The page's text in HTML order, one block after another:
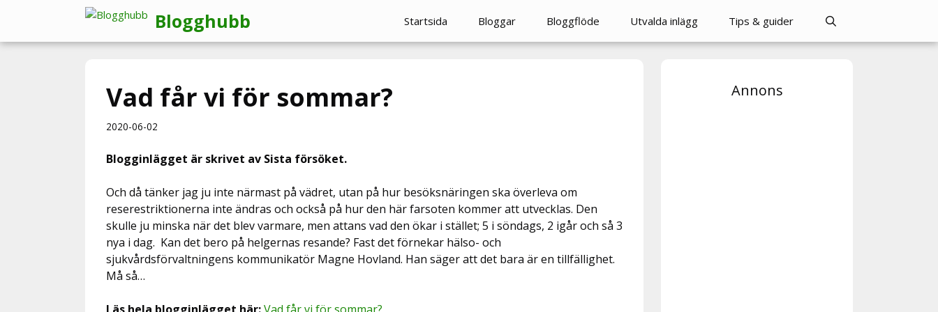
innehåll
Blogghubb Startsida Bloggar Bloggflöde Utvalda inlägg Tips & guider
Vad får vi för sommar?
2020-06-02
Blogginlägget är skrivet av Sista försöket.
Och då tänker jag ju inte närmast på vädret, utan på hur besöksnäringen ska överleva om
reserestriktionerna inte ändras och också på hur den här farsoten kommer att utvecklas. Den
skulle ju minska när det blev varmare, men attans vad den ökar i stället; 5 i söndags, 2 igår och så 3
nya i dag. Kan det bero på helgernas resande? Fast det förnekar hälso- och
sjukvårdsförvaltningens kommunikatör Magne Hovland. Han säger att det bara är en tillfällighet.
Må så…
Annons